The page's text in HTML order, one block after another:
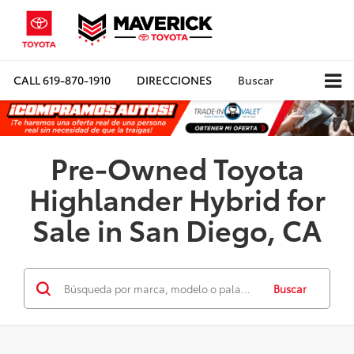
CALL619-870-1910 DIRECCIONES Buscar
Pre-Owned Toyota
Highlander Hybrid for
Sale in San Diego, CA
Buscar